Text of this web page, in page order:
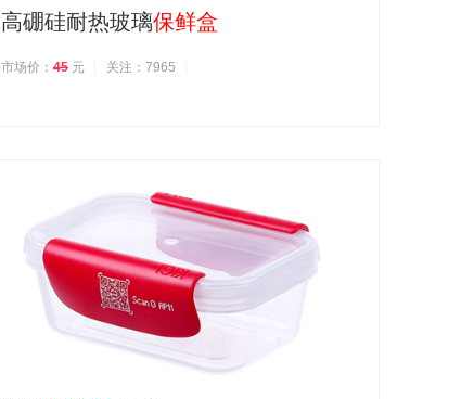
高硼硅耐热玻璃保鲜盒
市场价： 45 元 关注：7965